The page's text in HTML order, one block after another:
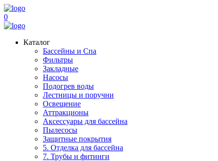
0
Каталог
Бассейны и Спа
Фильтры
Закладные
Насосы
Подогрев воды
Лестницы и поручни
Освещение
Аттракционы
Аксессуары для бассейна
Пылесосы
Защитные покрытия
5. Отделка для бассейна
7. Трубы и фитинги